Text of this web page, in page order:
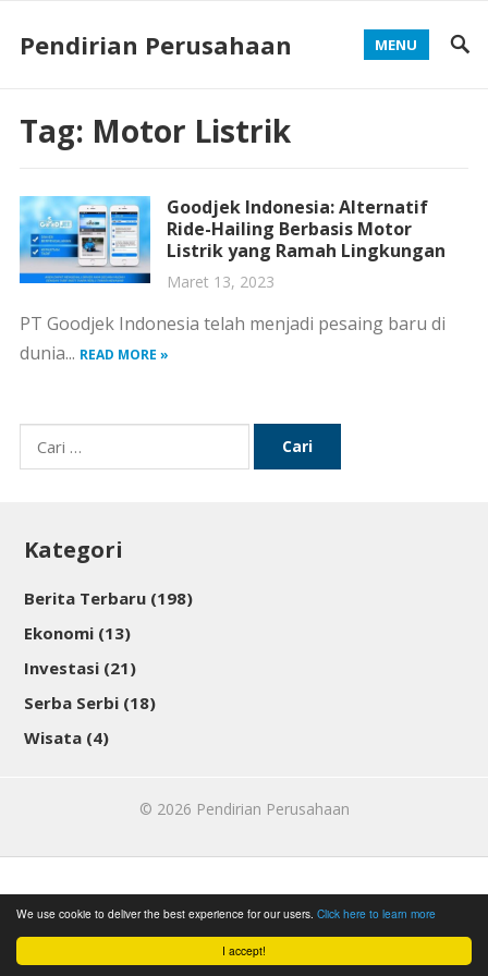
I accept!
We use cookie to deliver the best experience for our users. Click here to learn more
Pendirian Perusahaan MENU
Tag: Motor Listrik
Goodjek Indonesia: Alternatif
Ride-Hailing Berbasis Motor
Listrik yang Ramah Lingkungan
Maret 13, 2023
PT Goodjek Indonesia telah menjadi pesaing baru di
dunia... READ MORE »
Cari
untuk:
Kategori
Berita Terbaru (198)
Ekonomi (13)
Investasi (21)
Serba Serbi (18)
Wisata (4)
© 2026 Pendirian Perusahaan